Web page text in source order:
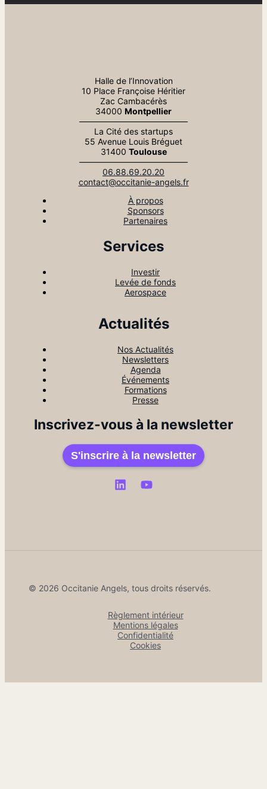
Halle de l’Innovation
10 Place Françoise Héritier
Zac Cambacérès
34000 Montpellier
—————————————
La Cité des startups
55 Avenue Louis Bréguet
31400 Toulouse
—————————————
06.88.69.20.20
contact@occitanie-angels.fr
À propos
Sponsors
Partenaires
Services
Investir
Levée de fonds
Aerospace
Actualités
Nos Actualités
Newsletters
Agenda
Événements
Formations
Presse
Inscrivez-vous à la newsletter
S'inscrire à la newsletter
© 2026 Occitanie Angels, tous droits réservés.
Règlement intérieur
Mentions légales
Confidentialité
Cookies